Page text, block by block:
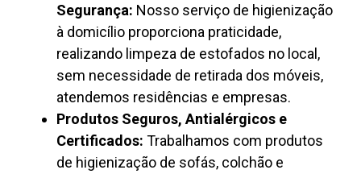
Segurança: Nosso serviço de higienização
à domicílio proporciona praticidade,
realizando limpeza de estofados no local,
sem necessidade de retirada dos móveis,
atendemos residências e empresas.
Produtos Seguros, Antialérgicos e
Certificados: Trabalhamos com produtos
de higienização de sofás, colchão e